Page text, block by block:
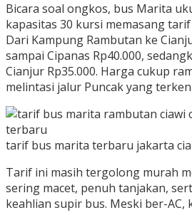
Bicara soal ongkos, bus Marita
kapasitas 30 kursi memasang
Dari Kampung Rambutan ke
sampai Cipanas Rp40.000,
Cianjur Rp35.000. Harga cukup
melintasi jalur Puncak yang
tarif bus marita terbaru jakarta
Tarif ini masih tergolong murah
sering macet, penuh tanjakan,
keahlian supir bus. Meski ber-AC,